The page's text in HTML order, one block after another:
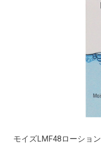
モイズLMF48ローション